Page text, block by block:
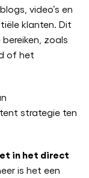
video’s en
klanten. Dit
zoals
of het
strategie ten
in het direct
is het een